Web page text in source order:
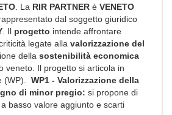
. La RIR PARTNER è VENETO
rappresentato dal soggetto giuridico
Il progetto intende affrontare
legate alla valorizzazione del
della sostenibilità economica
veneto. Il progetto si articola in
WP1 - Valorizzazione della
di minor pregio: si propone di
basso valore aggiunto e scarti